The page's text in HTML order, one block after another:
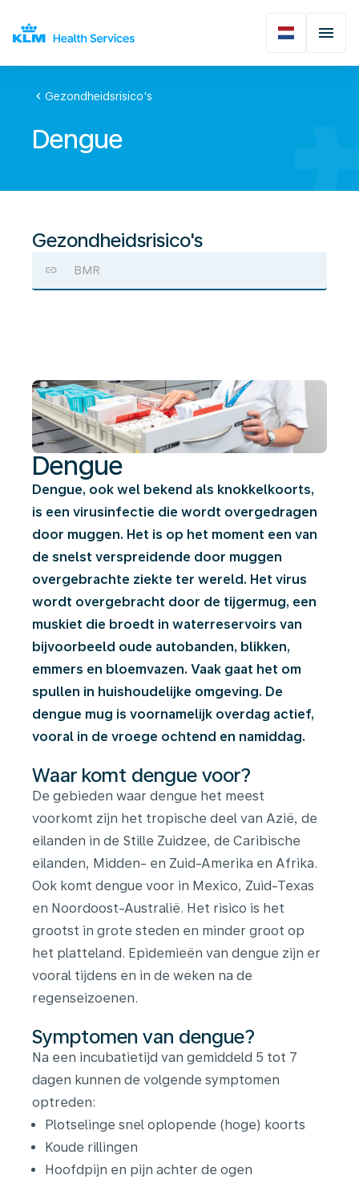
chevron_left Gezondheidsrisico's
Dengue
Gezondheidsrisico's
BMR
Dengue
Dengue
Dengue, ook wel bekend als knokkelkoorts,
is een virusinfectie die wordt overgedragen
door muggen. Het is op het moment een van
de snelst verspreidende door muggen
overgebrachte ziekte ter wereld. Het virus
wordt overgebracht door de tijgermug, een
muskiet die broedt in waterreservoirs van
bijvoorbeeld oude autobanden, blikken,
emmers en bloemvazen. Vaak gaat het om
spullen in huishoudelijke omgeving. De
dengue mug is voornamelijk overdag actief,
vooral in de vroege ochtend en namiddag.
Waar komt dengue voor?
De gebieden waar dengue het meest
voorkomt zijn het tropische deel van Azië, de
eilanden in de Stille Zuidzee, de Caribische
eilanden, Midden- en Zuid-Amerika en Afrika.
Ook komt dengue voor in Mexico, Zuid-Texas
en Noordoost-Australië. Het risico is het
grootst in grote steden en minder groot op
het platteland. Epidemieën van dengue zijn er
vooral tijdens en in de weken na de
regenseizoenen.
Symptomen van dengue?
Na een incubatietijd van gemiddeld 5 tot 7
dagen kunnen de volgende symptomen
optreden:
Plotselinge snel oplopende (hoge) koorts
Koude rillingen
Hoofdpijn en pijn achter de ogen